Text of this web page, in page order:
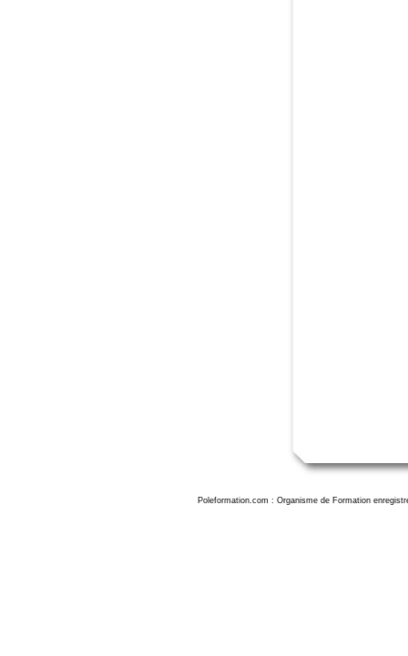
Poleformation.com : Organisme de Formation